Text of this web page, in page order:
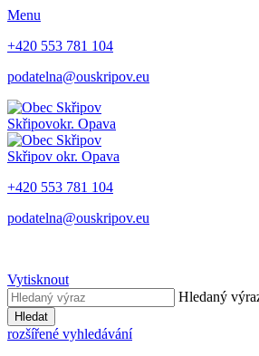
Menu
+420 553 781 104
podatelna@ouskripov.eu
Skřipovokr. Opava
Skřipov okr. Opava
+420 553 781 104
podatelna@ouskripov.eu
Vytisknout
Hledaný
Hledat
rozšířené vyhledávání